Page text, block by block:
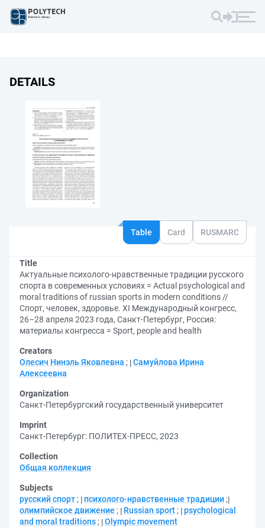
DETAILS
Table Card RUSMARC
Title
Актуальные психолого-нравственные традиции русского
спорта в современных условиях = Actual psychological and
moral traditions of russian sports in modern conditions //
Спорт, человек, здоровье. XI Международный конгресс,
26–28 апреля 2023 года, Санкт-Петербург, Россия:
материалы конгресса = Sport, people and health
Creators
Олесич Нинэль Яковлевна ; Самуйлова Ирина
Алексеевна
Organization
Санкт-Петербургский государственный университет
Imprint
Санкт-Петербург: ПОЛИТЕХ-ПРЕСС, 2023
Collection
Общая коллекция
Subjects
русский спорт ; психолого-нравственные традиции ;
олимпийское движение ; Russian sport ; psychological
and moral traditions ; Olympic movement